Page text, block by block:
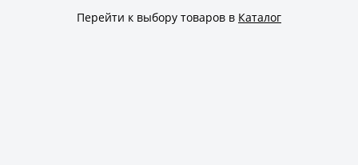
Перейти к выбору товаров в Каталог